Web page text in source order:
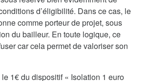
d’éligibilité. Dans ce cas, le
comme porteur de projet, sous
du bailleur. En toute logique, ce
car cela permet de valoriser son
1€ du dispositif « Isolation 1 euro